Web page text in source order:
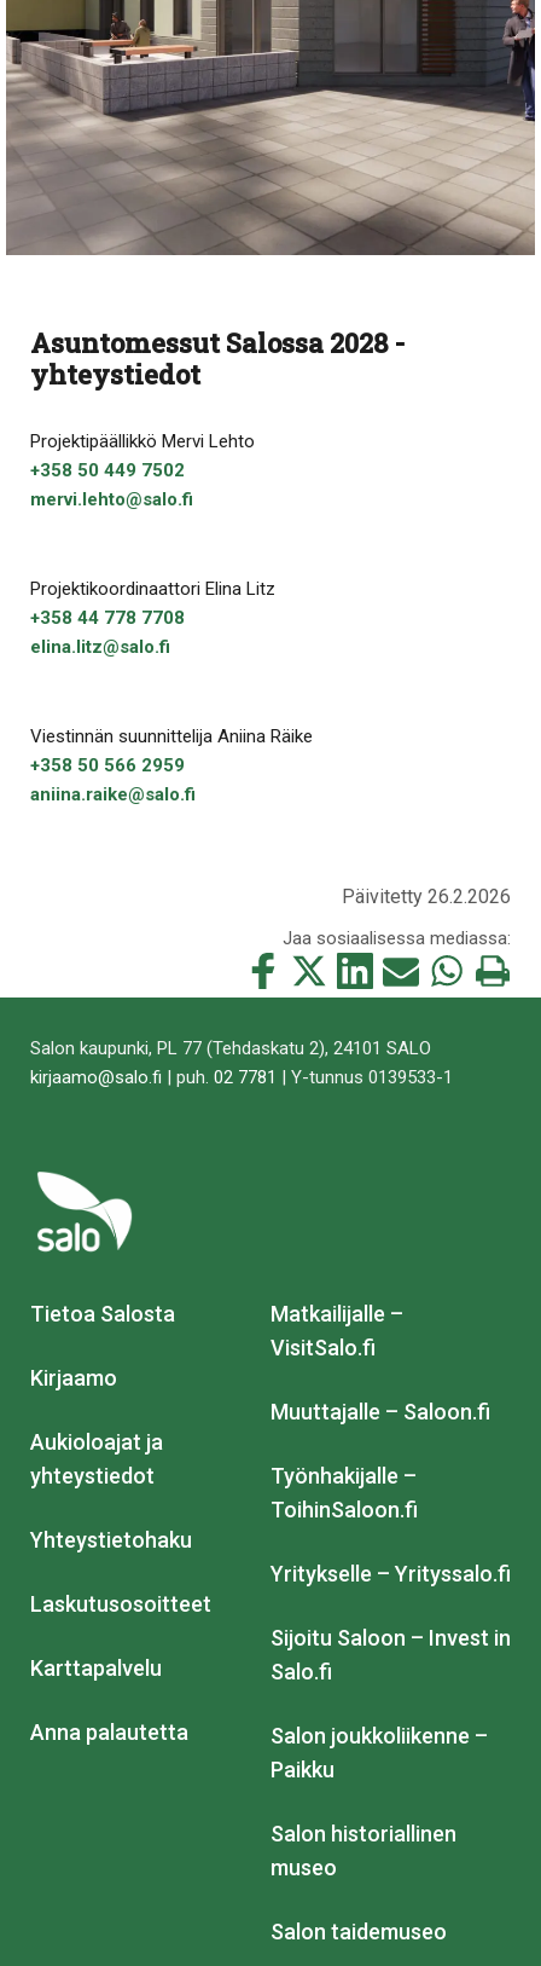
Asuntomessut Salossa 2028 -
yhteystiedot
Projektipäällikkö Mervi Lehto
+358 50 449 7502
mervi.lehto@salo.fi
Projektikoordinaattori Elina Litz
+358 44 778 7708
elina.litz@salo.fi
Viestinnän suunnittelija Aniina Räike
+358 50 566 2959
aniina.raike@salo.fi
Päivitetty 26.2.2026
Jaa sosiaalisessa mediassa:
Jaa
tämä
Jaa
tämä
Jaa
tämä
Jaa
tämä
Jaa
tämä
Tulosta
tämä
Salon kaupunki, PL 77 (Tehdaskatu 2), 24101 SALO
kirjaamo@salo.fi | puh. 02 7781 | Y-tunnus 0139533-1
Tietoa Salosta
Kirjaamo
Aukioloajat ja
yhteystiedot
Yhteystietohaku
Laskutusosoitteet
Karttapalvelu
Anna palautetta
Matkailijalle –
VisitSalo.fi
Muuttajalle – Saloon.fi
Työnhakijalle –
ToihinSaloon.fi
Yritykselle – Yrityssalo.fi
Sijoitu Saloon – Invest in
Salo.fi
Salon joukkoliikenne –
Paikku
Salon historiallinen
museo
Salon taidemuseo